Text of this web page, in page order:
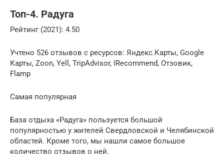
Топ-4. Радуга
Рейтинг (2021): 4.50
Учтено 526 отзывов с ресурсов: Яндекс.Карты, Google
Карты, Zoon, Yell, TripAdvisor, IRecommend, Отзовик,
Flamp
Самая популярная
База отдыха «Радуга» пользуется большой
популярностью у жителей Свердловской и Челябинской
областей. Кроме того, мы нашли самое большое
количество отзывов о ней.